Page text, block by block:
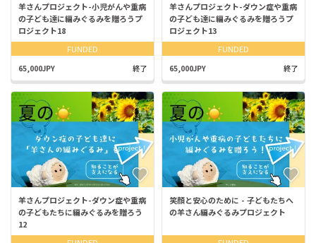
羊さんプロジェクト-小児がんや重病
の子ども達に編みぐるみを贈ろうプ
ロジェクト18
FUNDED
65,000JPY 終了
羊さんプロジェクト-ダウン症や重病
の子ども達に編みぐるみを贈ろうプ
ロジェクト13
FUNDED
65,000JPY 終了
羊さんプロジェクト-ダウン症や重病
の子どもたちに編みぐるみを贈ろう
12
笑顔と安心のために - 子どもたちへ
の羊さん編みぐるみプロジェクト